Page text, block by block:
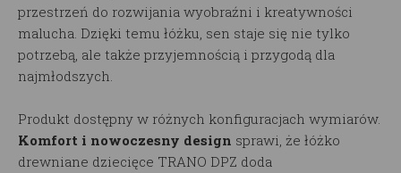
przestrzeń do rozwijania wyobraźni i kreatywności
malucha. Dzięki temu łóżku, sen staje się nie tylko
potrzebą, ale także przyjemnością i przygodą dla
najmłodszych.
Produkt dostępny w różnych konfiguracjach wymiarów.
Komfort i nowoczesny design sprawi, że łóżko
drewniane dziecięce TRANO DPZ doda